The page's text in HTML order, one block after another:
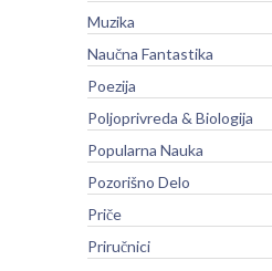
Muzika
Naučna Fantastika
Poezija
Poljoprivreda & Biologija
Popularna Nauka
Pozorišno Delo
Priče
Priručnici